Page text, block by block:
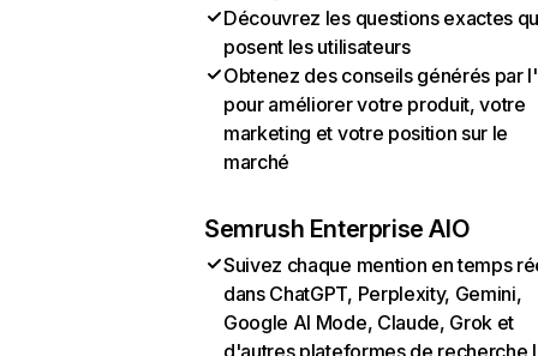
Découvrez les questions exactes
posent les utilisateurs
Obtenez des conseils générés par
pour améliorer votre produit, votre
marketing et votre position sur le
marché
Semrush Enterprise AIO
Suivez chaque mention en temps
dans ChatGPT, Perplexity, Gemini,
Google AI Mode, Claude, Grok et
d'autres plateformes de recherche